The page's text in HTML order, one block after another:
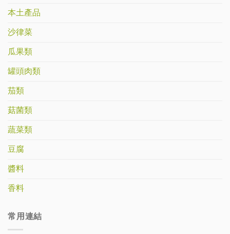
本土產品
沙律菜
瓜果類
罐頭肉類
茄類
菇菌類
蔬菜類
豆腐
醬料
香料
常用連結